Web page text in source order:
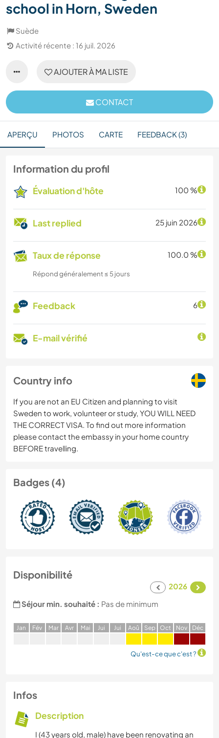
school in Horn, Sweden
Suède
Activité récente : 16 juil. 2026
AJOUTER À MA LISTE
CONTACT
APERÇU PHOTOS CARTE FEEDBACK (3)
Information du profil
Évaluation d'hôte 100 %
Last replied 25 juin 2026
Taux de réponse 100.0 %
Répond généralement ≤ 5 jours
Feedback 6
E-mail vérifié
Country info
If you are not an EU Citizen and planning to visit
Sweden to work, volunteer or study, YOU WILL NEED
THE CORRECT VISA. To find out more information
please contact the embassy in your home country
BEFORE travelling.
Badges (4)
Disponibilité
2026
Séjour min. souhaité : Pas de minimum
Jan Fév Mar Avr Mai Jui Jui Aoû Sep Oct Nov Déc
Qu'est-ce que c'est ?
Infos
Description
I (43 years old, male) have been renovating an